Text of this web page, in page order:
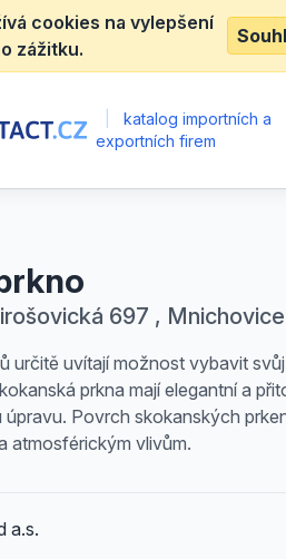
cookies na vylepšení
zážitku.
katalog importních a
exportních firem
697 , Mnichovice
určitě uvítají možnost vybavit
prkna mají elegantní a
Povrch skokanských
atmosférickým vlivům.
a.s.